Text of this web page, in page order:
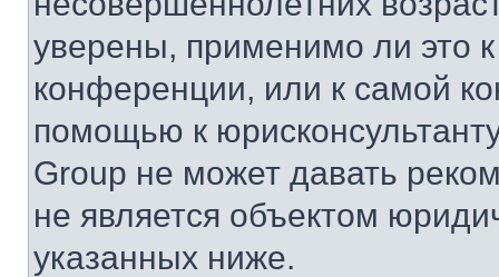
уверены, применимо ли это
конференции, или к самой
помощью к
Group не может давать
не является объектом
указанных ниже.